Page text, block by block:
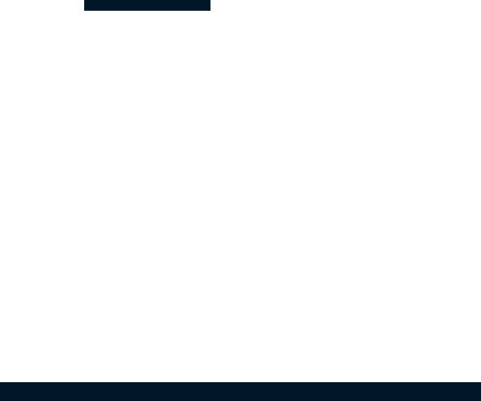
14.490 Ft. 13.490 Ft.